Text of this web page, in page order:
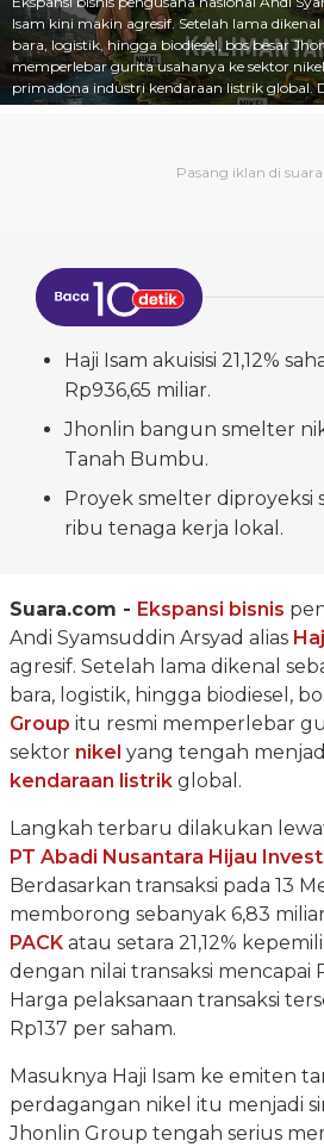
Isam kini makin agresif. Setelah lama
bara, logistik, hingga biodiesel, bos besar
memperlebar gurita usahanya ke sektor
primadona industri kendaraan listrik global.
Haji Isam akuisisi 21,12%
Rp936,65 miliar.
Jhonlin bangun smelter
Tanah Bumbu.
Proyek smelter diproyeksi
ribu tenaga kerja lokal.
Suara.com - Ekspansi bisnis
Andi Syamsuddin Arsyad alias
agresif. Setelah lama dikenal
bara, logistik, hingga biodiesel,
Group itu resmi memperlebar
sektor nikel yang tengah
kendaraan listrik global.
Langkah terbaru dilakukan
PT Abadi Nusantara Hijau
Berdasarkan transaksi pada 13
memborong sebanyak 6,83
PACK atau setara 21,12%
dengan nilai transaksi mencapai
Harga pelaksanaan transaksi
Rp137 per saham.
Masuknya Haji Isam ke emiten
perdagangan nikel itu menjadi
Jhonlin Group tengah serius